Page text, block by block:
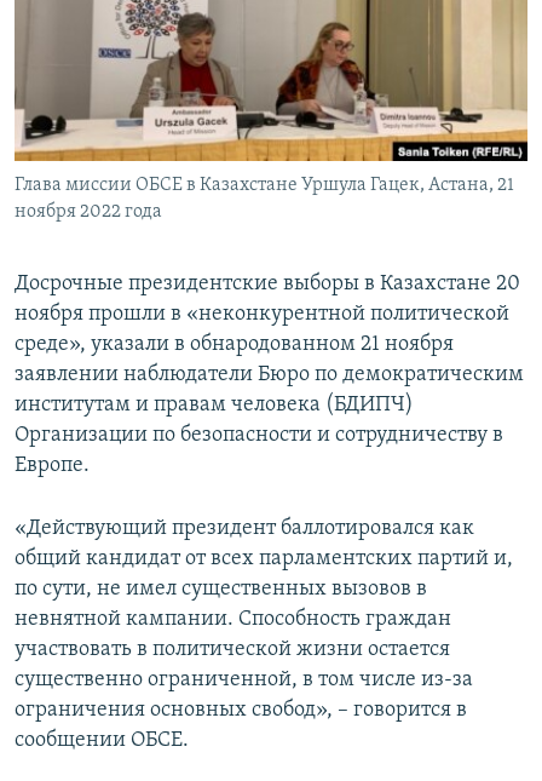
ПОБЕДИТЕЛЕЙ НЕ СУДЯТ?
КРЫМ.НЕПОКОРЕННЫЙ
УКРАИНСКАЯ ПРОБЛЕМА КРЫМА
ПРИСОЕДИНЯЙТЕСЬ!
Все сайты RFE/RL
Глава миссии ОБСЕ в Казахстане Уршула Гацек, Астана, 21
ноября 2022 года
Досрочные президентские выборы в Казахстане 20
ноября прошли в «неконкурентной политической
среде», указали в обнародованном 21 ноября
заявлении наблюдатели Бюро по демократическим
институтам и правам человека (БДИПЧ)
Организации по безопасности и сотрудничеству в
Европе.
«Действующий президент баллотировался как
общий кандидат от всех парламентских партий и,
по сути, не имел существенных вызовов в
невнятной кампании. Способность граждан
участвовать в политической жизни остается
существенно ограниченной, в том числе из-за
ограничения основных свобод», – говорится в
сообщении ОБСЕ.